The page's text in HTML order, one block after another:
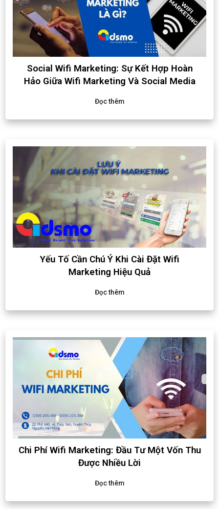
Social Wifi Marketing: Sự Kết Hợp Hoàn
Hảo Giữa Wifi Marketing Và Social Media
Đọc thêm
Yếu Tố Cần Chú Ý Khi Cài Đặt Wifi
Marketing Hiệu Quả
Đọc thêm
Chi Phí Wifi Marketing: Đầu Tư Một Vốn Thu
Được Nhiều Lời
Đọc thêm